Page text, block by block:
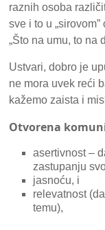
raznih osoba
sve i to u
„Što na umu, to na
Ustvari, dobro je
ne mora uvek reći
kažemo zaista i
Otvorena
asertivnost –
zastupanju
jasnoću, i
relevatnost
temu),